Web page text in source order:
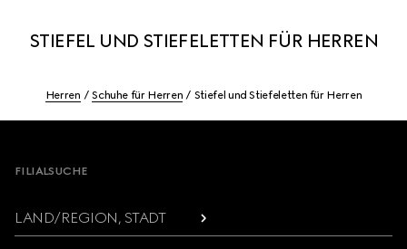
STIEFEL UND STIEFELETTEN FÜR HERREN
Herren Schuhe für Herren Stiefel und Stiefeletten für Herren
FILIALSUCHE
LAND/REGION, STADT